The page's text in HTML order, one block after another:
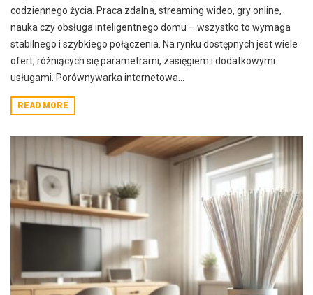
codziennego życia. Praca zdalna, streaming wideo, gry online,
nauka czy obsługa inteligentnego domu – wszystko to wymaga
stabilnego i szybkiego połączenia. Na rynku dostępnych jest wiele
ofert, różniących się parametrami, zasięgiem i dodatkowymi
usługami. Porównywarka internetowa...
READ MORE